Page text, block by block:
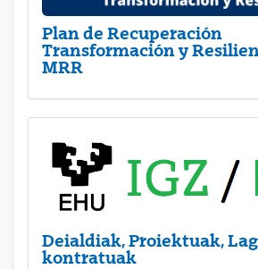
Plan de Recuperación
Transformación y
MRR
Deialdiak, Proiektuak,
kontratuak